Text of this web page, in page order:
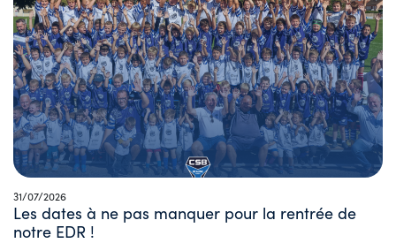
31/07/2026
Les dates à ne pas manquer pour la rentrée de
notre EDR !